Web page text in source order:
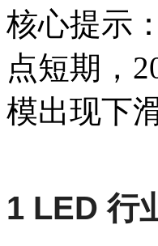
核心提示
点短期，
模出现下
1 LED 行